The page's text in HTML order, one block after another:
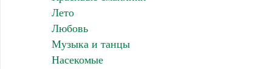
Лето
Любовь
Музыка и танцы
Насекомые